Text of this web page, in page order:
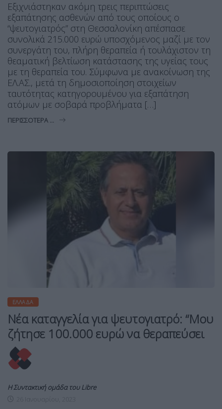
Εξιχνιάστηκαν ακόμη τρεις περιπτώσεις
εξαπάτησης ασθενών από τους οποίους ο
“ψευτογιατρός” στη Θεσσαλονίκη απέσπασε
συνολικά 215.000 ευρώ υποσχόμενος μαζί με τον
συνεργάτη του, πλήρη θεραπεία ή τουλάχιστον τη
θεαματική βελτίωση κατάστασης της υγείας τους
με τη θεραπεία του. Σύμφωνα με ανακοίνωση της
ΕΛ.ΑΣ., μετά τη δημοσιοποίηση στοιχείων
ταυτότητας κατηγορουμένου για εξαπάτηση
ατόμων με σοβαρά προβλήματα […]
ΠΕΡΙΣΣΌΤΕΡΑ ...
ΕΛΛΆΔΑ
Νέα καταγγελία για ψευτογιατρό: “Μου
ζήτησε 100.000 ευρώ να θεραπεύσει
Η Συντακτική ομάδα του Libre